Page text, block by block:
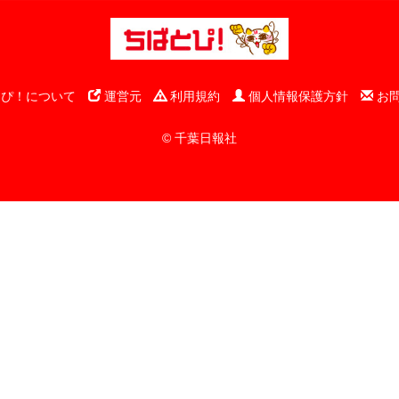
！について 運営元 利用規約 個人情報保護方針 お
© 千葉日報社